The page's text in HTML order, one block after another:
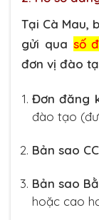
Tại Cà Mau,
gửi qua số
đơn vị đào
Đơn đăng
đào tạo
Bản sao
Bản sao
hoặc cao